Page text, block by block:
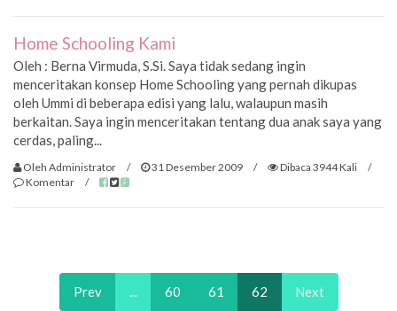
Home Schooling Kami
Oleh : Berna Virmuda, S.Si. Saya tidak sedang ingin
menceritakan konsep Home Schooling yang pernah dikupas
oleh Ummi di beberapa edisi yang lalu, walaupun masih
berkaitan. Saya ingin menceritakan tentang dua anak saya yang
cerdas, paling...
Oleh Administrator / 31 Desember 2009 / Dibaca 3944 Kali
/
Komentar
/
Prev ... 60 61 62 Next